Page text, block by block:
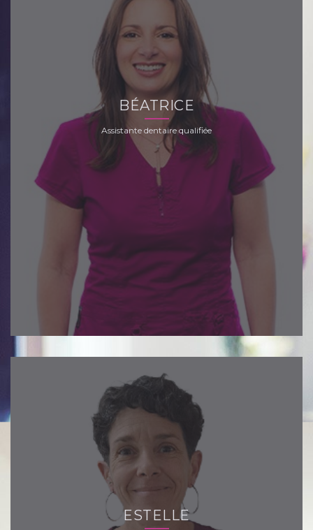
BÉATRICE
Assistante dentaire qualifiée
ESTELLE